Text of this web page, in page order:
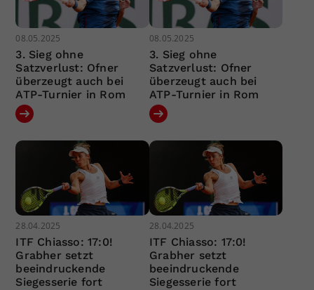
08.05.2025
3. Sieg ohne
Satzverlust: Ofner
überzeugt auch bei
ATP-Turnier in Rom
08.05.2025
3. Sieg ohne
Satzverlust: Ofner
überzeugt auch bei
ATP-Turnier in Rom
28.04.2025
ITF Chiasso: 17:0!
Grabher setzt
beeindruckende
Siegesserie fort
28.04.2025
ITF Chiasso: 17:0!
Grabher setzt
beeindruckende
Siegesserie fort